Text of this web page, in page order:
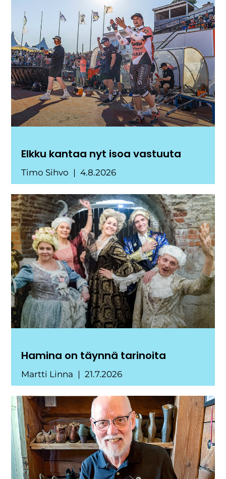
Elkku kantaa nyt isoa vastuuta
Timo Sihvo 4.8.2026
Hamina on täynnä tarinoita
Martti Linna 21.7.2026